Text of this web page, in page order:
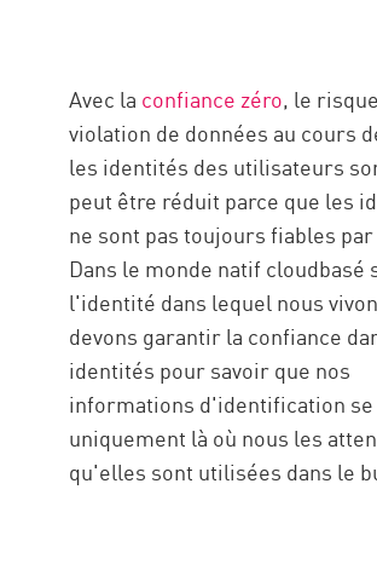
Avec la confiance zéro, le
violation de données au cours
les identités des utilisateurs
peut être réduit parce que les
ne sont pas toujours fiables
Dans le monde natif cloudbasé
l'identité dans lequel nous
devons garantir la confiance
identités pour savoir que nos
informations d'identification
uniquement là où nous les
qu'elles sont utilisées dans le